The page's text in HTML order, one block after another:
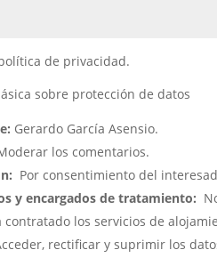
de privacidad.
sobre protección de datos
Gerardo García Asensio.
los comentarios.
Por consentimiento del
y encargados de tratamiento:
contratado los servicios de
rectificar y suprimir los